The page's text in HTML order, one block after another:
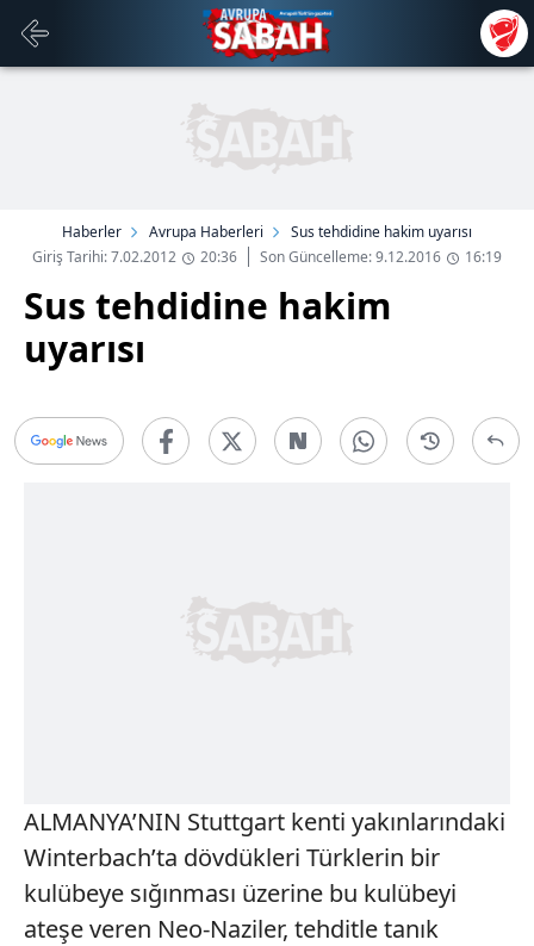
Haberler Avrupa Haberleri
Sus tehdidine hakim uyarısı
Giriş Tarihi: 7.02.2012
20:36 Son Güncelleme: 9.12.2016 16:19
Sus tehdidine hakim
uyarısı
ALMANYA’NIN Stuttgart kenti yakınlarındaki
Winterbach’ta dövdükleri Türklerin bir
kulübeye sığınması üzerine bu kulübeyi
ateşe veren Neo-Naziler, tehditle tanık